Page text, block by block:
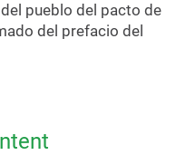
pueblo del pacto de
del prefacio del